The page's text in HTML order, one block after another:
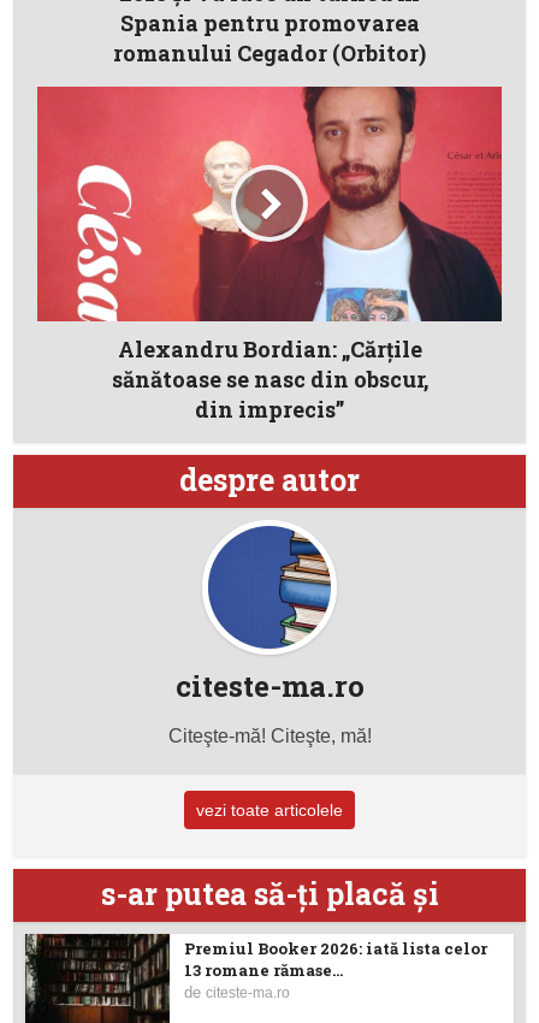
Spania pentru promovarea
romanului Cegador (Orbitor)
Alexandru Bordian: „Cărțile
sănătoase se nasc din obscur,
din imprecis”
despre autor
citeste-ma.ro
Citeşte-mă! Citeşte, mă!
vezi toate articolele
s-ar putea să-ţi placă şi
Premiul Booker 2026: iată lista celor
13 romane rămase...
deciteste-ma.ro